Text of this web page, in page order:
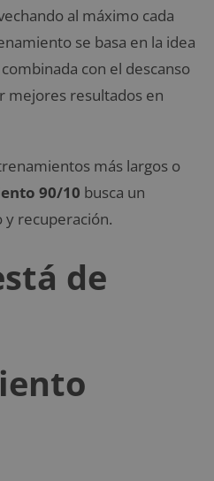
al máximo cada
se basa en la idea
con el descanso
mejores resultados en
más largos o
90/10 busca un
recuperación.
de